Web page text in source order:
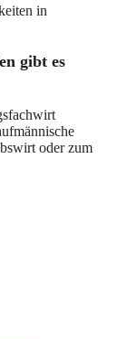
in
gibt es
oder zum